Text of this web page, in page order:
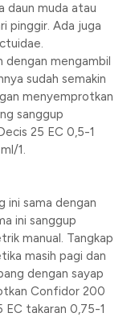
daun muda atau
pinggir. Ada juga
dengan mengambil
sudah semakin
menyemprotkan
sanggup
25 EC 0,5-1
1.
ini sama dengan
ini sanggup
manual. Tangkap
masih pagi dan
dengan sayap
Confidor 200
EC takaran 0,75-1